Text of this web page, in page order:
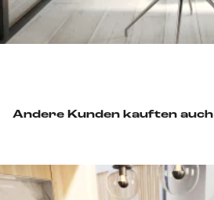
Andere Kunden kauften auch